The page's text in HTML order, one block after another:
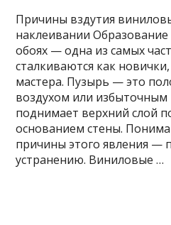
Причины вздутия
наклеивании
обоях — одна из самых
сталкиваются как
мастера. Пузырь — это
воздухом или избыточным
поднимает верхний слой
основанием стены.
причины этого явления —
устранению. Виниловые …